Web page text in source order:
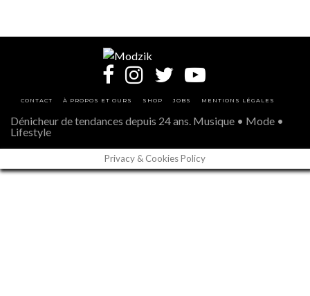
CONTACT À PROPOS ET OURS SHOP JOBS MENTIONS LÉGALES
Dénicheur de tendances depuis 24 ans. Musique • Mode •
Lifestyle
Privacy & Cookies Policy